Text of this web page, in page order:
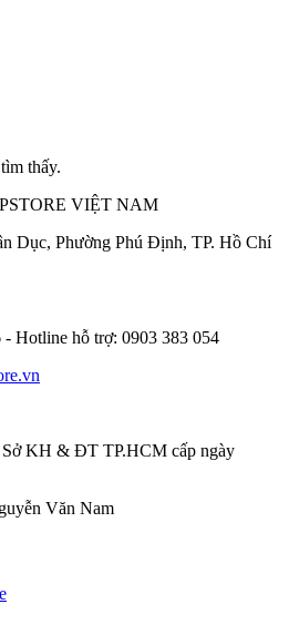
thấy.
VIỆT NAM
Dục, Phường Phú Định, TP. Hồ Chí
- Hotline hỗ trợ: 0903 383 054
Sở KH & ĐT TP.HCM cấp ngày
Văn Nam